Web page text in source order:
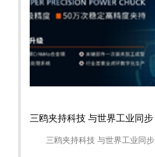
三鸥夹持科技 与世界工业同步
三鸥夹持科技 与世界工业同步